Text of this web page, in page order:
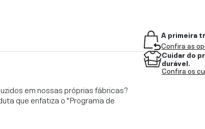
em nossas próprias fábricas?
que enfatiza o "Programa de
A primeira
Confira as
Cuidar do
durável.
Confira os